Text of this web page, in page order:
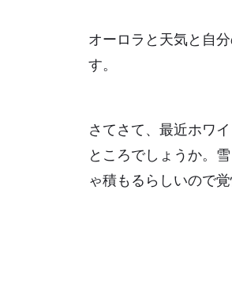
オーロラと天気と自
す。
さてさて、最近ホワ
ところでしょうか。
ゃ積もるらしいので覚